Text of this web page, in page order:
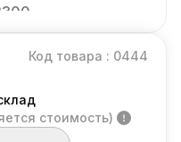
Код товара : 0444
стоимость)